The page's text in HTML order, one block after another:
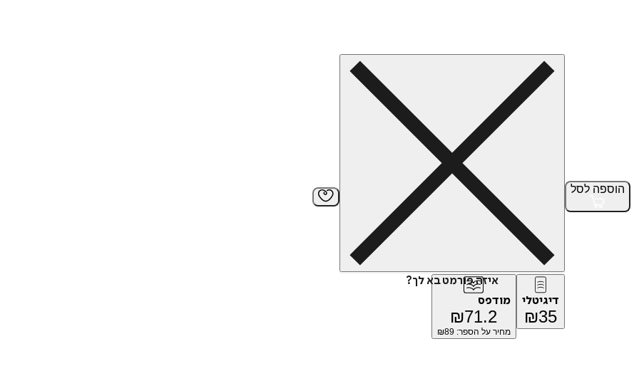
הוספה לסל
איזה פורמט בא לך?
דיגיטלי
₪35
מודפס
₪71.2
מחיר על הספר: ₪ 89